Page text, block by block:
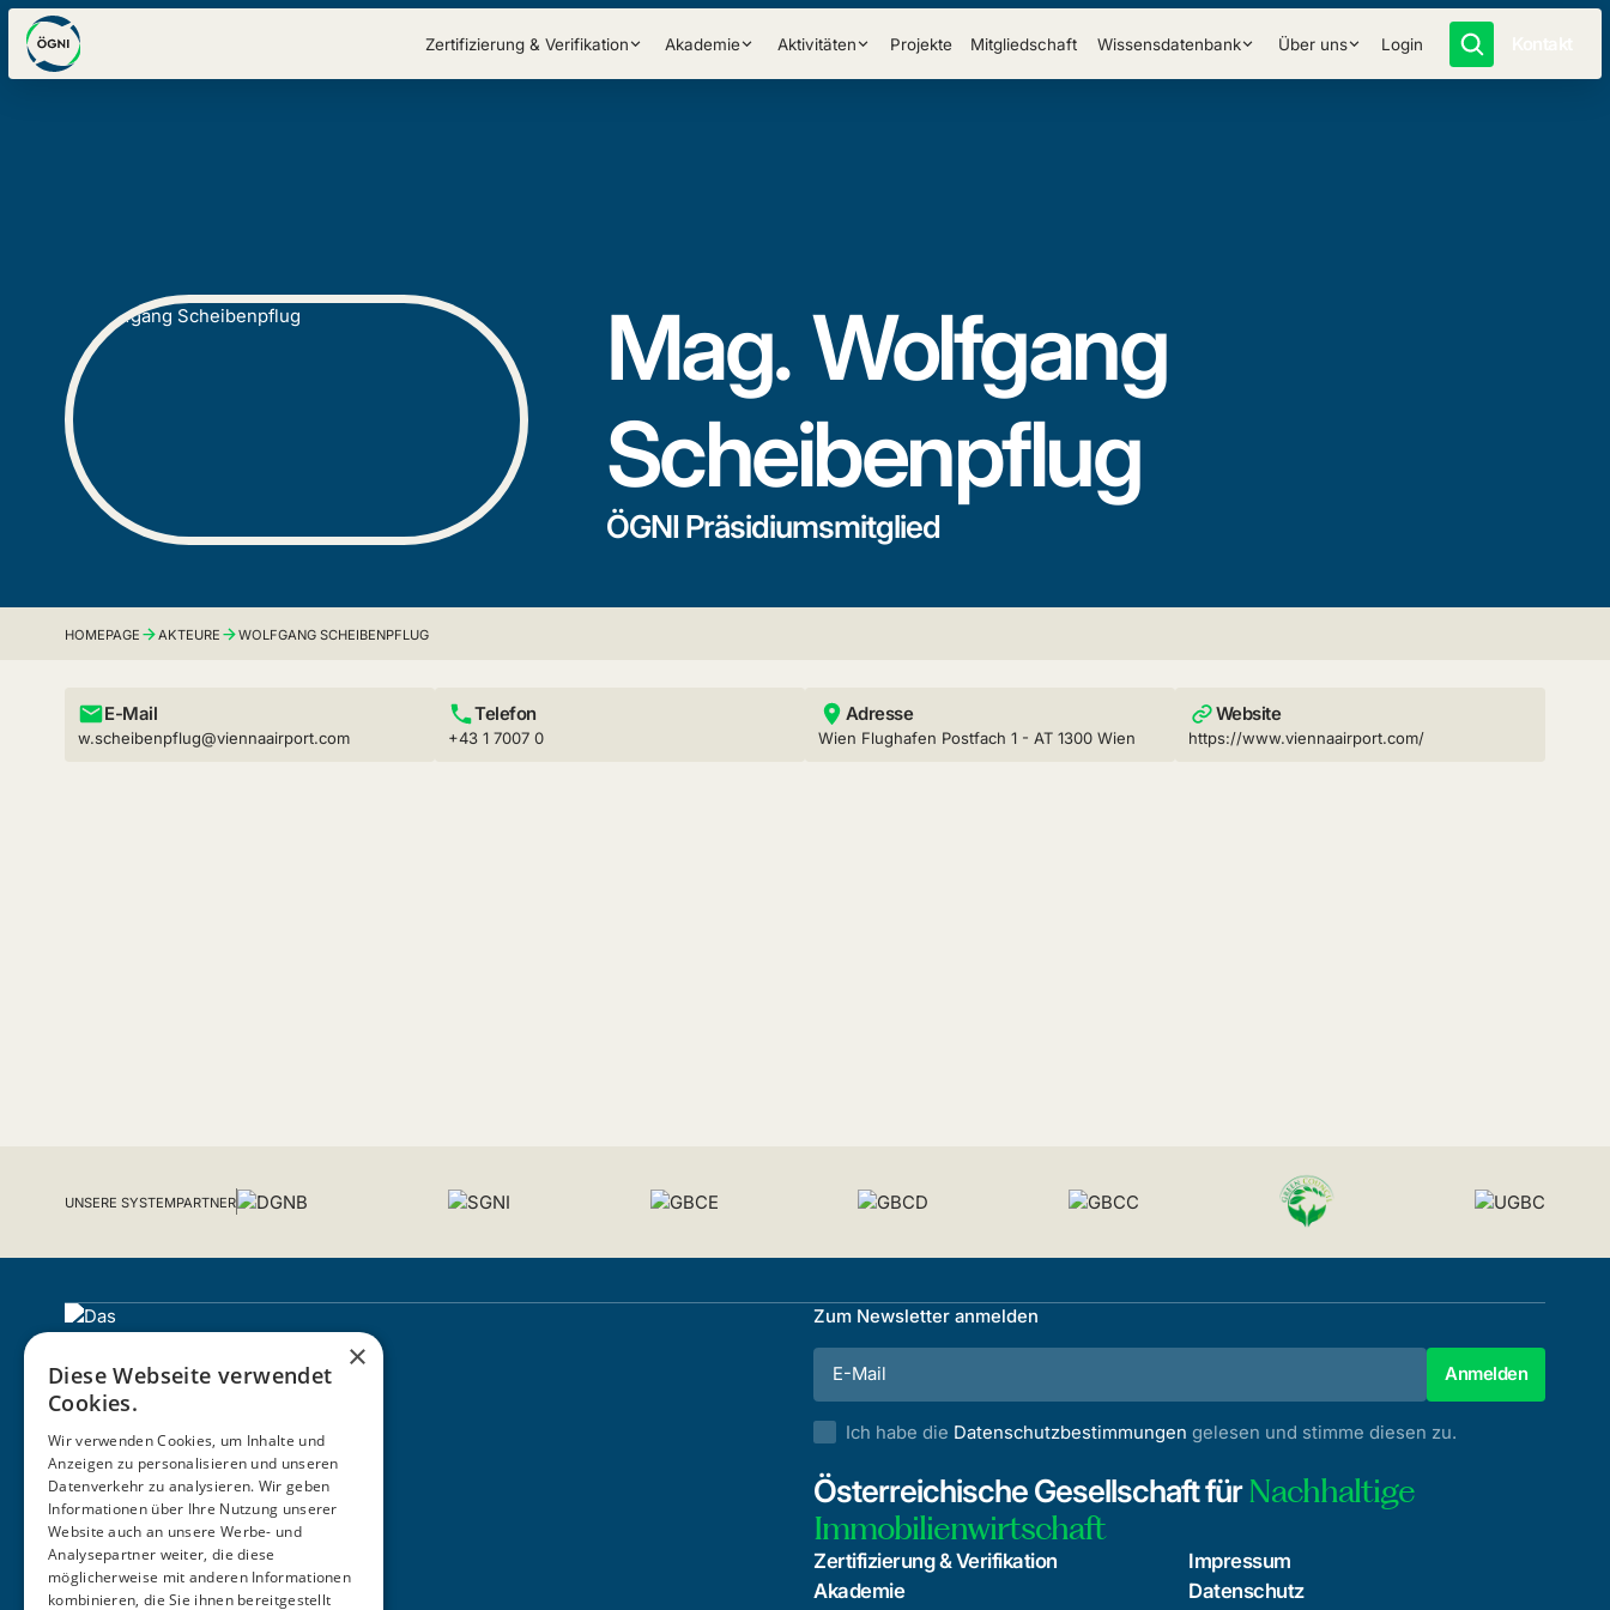
Zertifizierung & Verifikation Akademie Aktivitäten Projekte Mitgliedschaft Wissensdatenbank Über uns Login
Mag. Wolfgang
Scheibenpflug
ÖGNI Präsidiumsmitglied
HOMEPAGE AKTEURE WOLFGANG SCHEIBENPFLUG
E-Mail
w.scheibenpflug@viennaairport.com
Telefon
+43 1 7007 0
Adresse
Wien Flughafen Postfach 1 - AT 1300 Wien
Website
https://www.viennaairport.com/
UNSERE SYSTEMPARTNER
ZERTIFIZIERUNG
Zum Newsletter anmelden
Ich habe die Datenschutzbestimmungen gelesen und stimme diesen zu.
Österreichische Gesellschaft fürNachhaltige
Immobilienwirtschaft
Zertifizierung & Verifikation
Akademie
Impressum
Datenschutz
×
Diese Webseite verwendet
Cookies.
Wir verwenden Cookies, um Inhalte und
Anzeigen zu personalisieren und unseren
Datenverkehr zu analysieren. Wir geben
Informationen über Ihre Nutzung unserer
Website auch an unsere Werbe- und
Analysepartner weiter, die diese
möglicherweise mit anderen Informationen
kombinieren, die Sie ihnen bereitgestellt